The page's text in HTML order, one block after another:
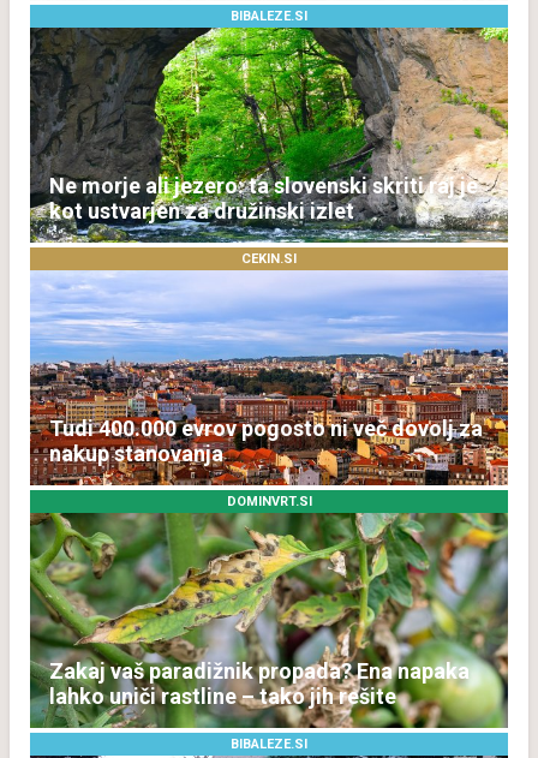
BIBALEZE.SI
Ne morje ali jezero: ta slovenski skriti raj je
kot ustvarjen za družinski izlet
CEKIN.SI
Tudi 400.000 evrov pogosto ni več dovolj za
nakup stanovanja
DOMINVRT.SI
Zakaj vaš paradižnik propada? Ena napaka
lahko uniči rastline – tako jih rešite
BIBALEZE.SI